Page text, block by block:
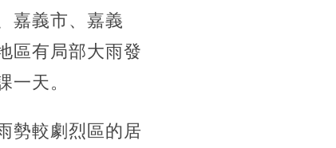
嘉義市、嘉義
區有局部大雨發
天。
勢較劇烈區的居